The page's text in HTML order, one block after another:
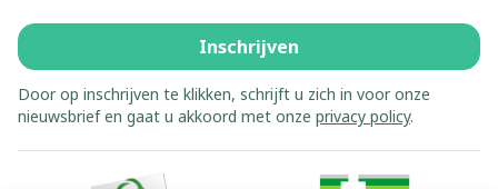
Inschrijven
Door op inschrijven te klikken, schrijft u zich in voor onze
nieuwsbrief en gaat u akkoord met onze privacy policy.